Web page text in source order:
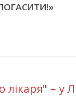
лікаря" –